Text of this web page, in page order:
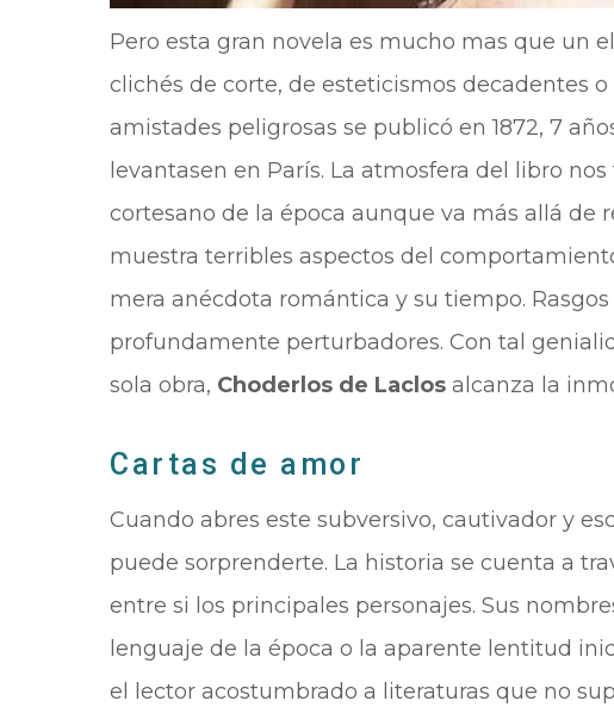
Pero esta gran novela es mucho mas que un
clichés de corte, de esteticismos decadentes o
amistades peligrosas se publicó en 1872, 7
levantasen en París. La atmosfera del libro
cortesano de la época aunque va más allá de
muestra terribles aspectos del
mera anécdota romántica y su tiempo.
profundamente perturbadores. Con tal
sola obra, Choderlos de Laclos alcanza la
Cartas de amor
Cuando abres este subversivo, cautivador y
puede sorprenderte. La historia se cuenta a
entre si los principales personajes. Sus
lenguaje de la época o la aparente lentitud
el lector acostumbrado a literaturas que no